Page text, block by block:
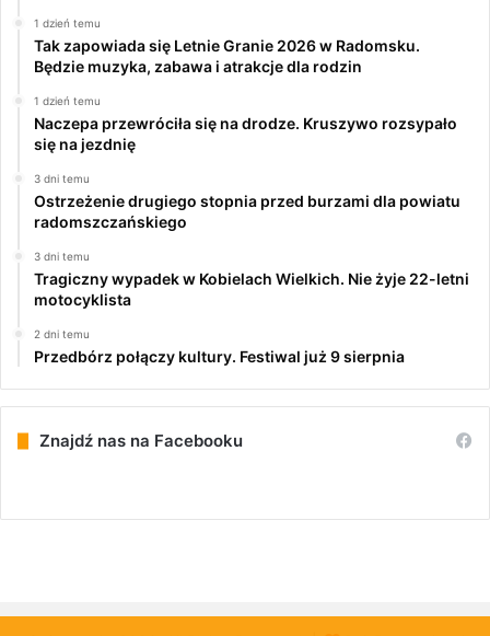
1 dzień temu
Tak zapowiada się Letnie Granie 2026 w Radomsku.
Będzie muzyka, zabawa i atrakcje dla rodzin
1 dzień temu
Naczepa przewróciła się na drodze. Kruszywo rozsypało
się na jezdnię
3 dni temu
Ostrzeżenie drugiego stopnia przed burzami dla powiatu
radomszczańskiego
3 dni temu
Tragiczny wypadek w Kobielach Wielkich. Nie żyje 22-letni
motocyklista
2 dni temu
Przedbórz połączy kultury. Festiwal już 9 sierpnia
Znajdź nas na Facebooku